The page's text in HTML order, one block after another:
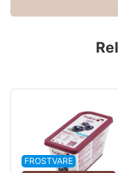
FROSTVARE